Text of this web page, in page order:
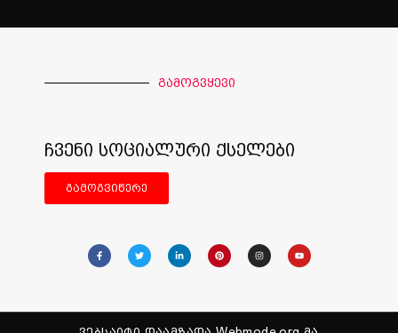
გამოგვყევი
ჩვენი სოციალური ქსელები
გამოგვიწერე